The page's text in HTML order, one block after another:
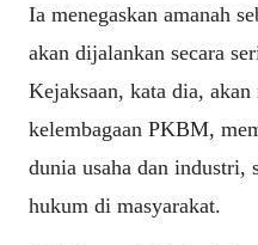
Ia menegaskan amanah
akan dijalankan secara
Kejaksaan, kata dia,
kelembagaan PKBM,
dunia usaha dan industri,
hukum di masyarakat.